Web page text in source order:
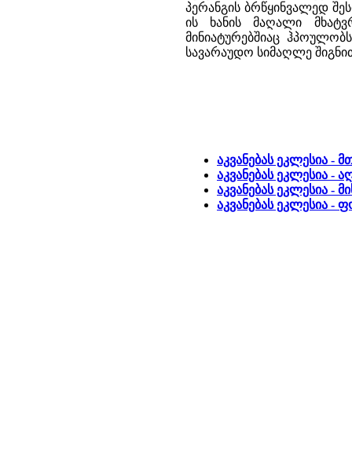
პერანგის ბრწყინვალედ
ის ხანის მაღალი
მინიატურებშიაც
სავარაუდო სიმაღლე
აკვანებას ეკლესია -
აკვანებას ეკლესია -
აკვანებას ეკლესია -
აკვანებას ეკლესია -